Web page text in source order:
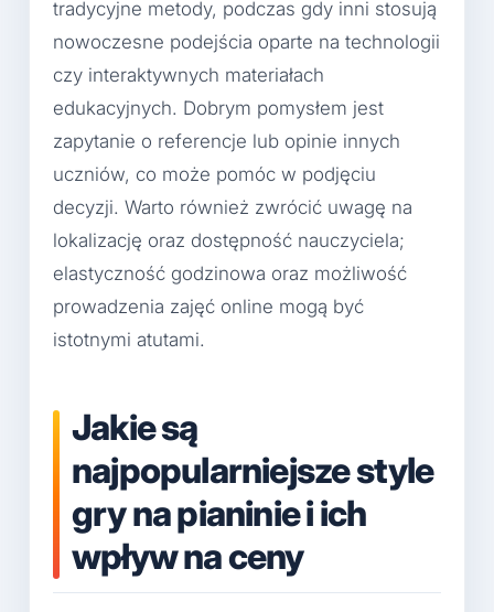
tradycyjne metody, podczas gdy inni stosują
nowoczesne podejścia oparte na technologii
czy interaktywnych materiałach
edukacyjnych. Dobrym pomysłem jest
zapytanie o referencje lub opinie innych
uczniów, co może pomóc w podjęciu
decyzji. Warto również zwrócić uwagę na
lokalizację oraz dostępność nauczyciela;
elastyczność godzinowa oraz możliwość
prowadzenia zajęć online mogą być
istotnymi atutami.
Jakie są
najpopularniejsze style
gry na pianinie i ich
wpływ na ceny